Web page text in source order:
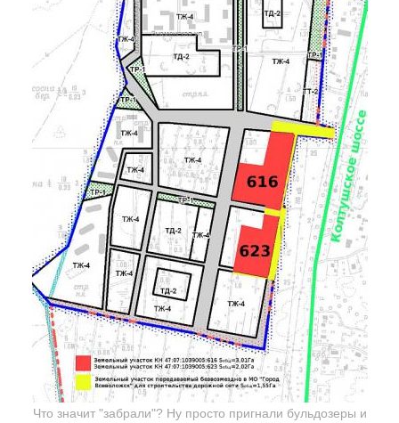
Что значит "забрали"? Ну просто пригнали бульдозеры и